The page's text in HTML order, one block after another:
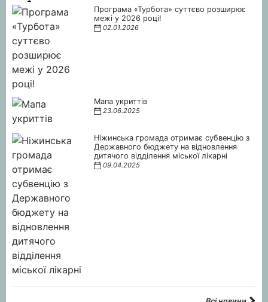
Програма «Турбота» суттєво розширює
межі у 2026 році!
02.01.2026
Мапа укриттів
23.06.2025
Ніжинська громада отримає субвенцію з
Державного бюджету на відновлення
дитячого відділення міської лікарні
09.04.2025